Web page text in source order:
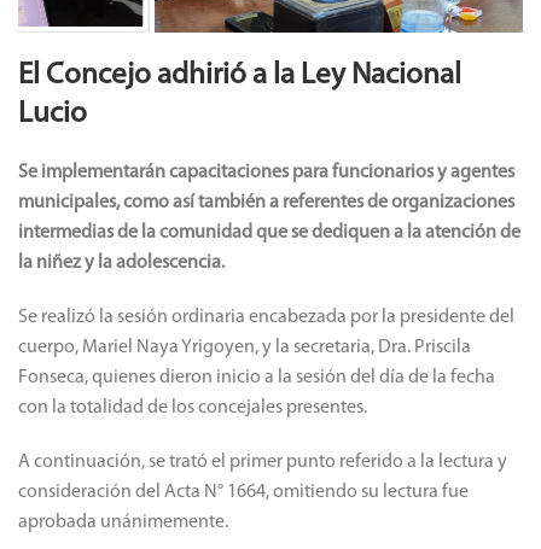
Lucio
Se implementarán capacitaciones para funcionarios y agentes
municipales, como así también a referentes de organizaciones
la niñez y la adolescencia.
Se realizó la sesión ordinaria encabezada por la presidente del
cuerpo, Mariel Naya Yrigoyen, y la secretaria, Dra. Priscila
con la totalidad de los concejales presentes.
A continuación, se trató el primer punto referido a la lectura y